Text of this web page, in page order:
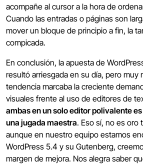
acompañe al cursor a la hora de
Cuando las entradas o páginas son
mover un bloque de principio a fin, la
compicada.
En conclusión, la apuesta de
resultó arriesgada en su día, pero muy
tendencia marcaba la creciente
visuales frente al uso de editores de
ambas en un solo editor polivalente
una jugada maestra. Eso sí, no es oro
aunque en nuestro equipo estamos
WordPress 5.4 y su Gutenberg,
margen de mejora. Nos alegra saber